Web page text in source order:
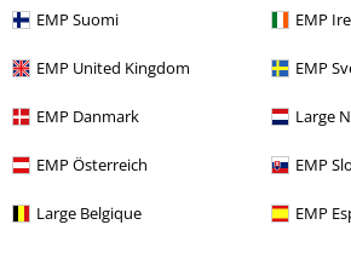
EMP Suomi EMP
EMP United Kingdom EMP
EMP Danmark Large
EMP Österreich EMP
Large Belgique EMP
Získejte 20% slevový poukaz, když se
Tímto souhlasím se zasíláním EMP Newslettru a